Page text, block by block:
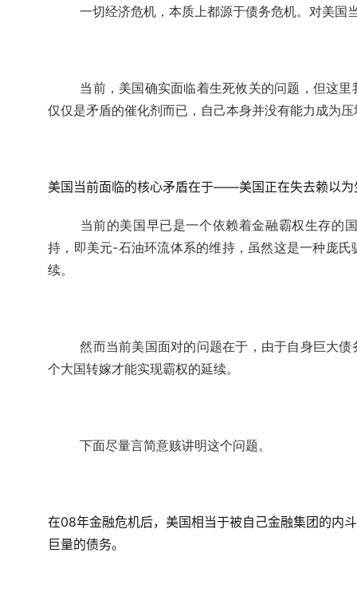
一切经济危机，本质上都源于债务危机。对美国
当前，美国确实面临着生死攸关的问题，但这
仅仅是矛盾的催化剂而已，自己本身并没有能力成为
美国当前面临的核心矛盾在于——美国正在失去赖以为
当前的美国早已是一个依赖着金融霸权生存的
持，即美元-石油环流体系的维持，虽然这是一种庞
续。
然而当前美国面对的问题在于，由于自身巨大
个大国转嫁才能实现霸权的延续。
下面尽量言简意赅讲明这个问题。
在08年金融危机后，美国相当于被自己金融集团的内
巨量的债务。